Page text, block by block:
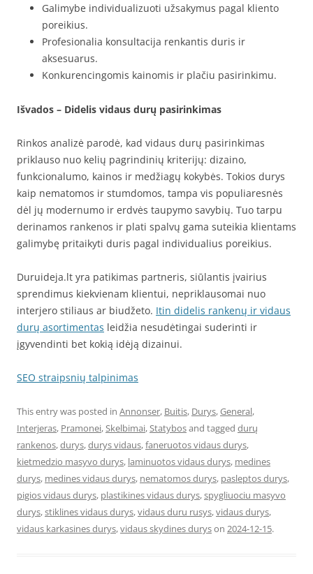
Galimybe individualizuoti užsakymus pagal kliento
poreikius.
Profesionalia konsultacija renkantis duris ir
aksesuarus.
Konkurencingomis kainomis ir plačiu pasirinkimu.
Išvados – Didelis vidaus durų pasirinkimas
Rinkos analizė parodė, kad vidaus durų pasirinkimas
priklauso nuo kelių pagrindinių kriterijų: dizaino,
funkcionalumo, kainos ir medžiagų kokybės. Tokios durys
kaip nematomos ir stumdomos, tampa vis populiaresnės
dėl jų modernumo ir erdvės taupymo savybių. Tuo tarpu
derinamos rankenos ir plati spalvų gama suteikia klientams
galimybę pritaikyti duris pagal individualius poreikius.
Duruideja.lt yra patikimas partneris, siūlantis įvairius
sprendimus kiekvienam klientui, nepriklausomai nuo
interjero stiliaus ar biudžeto. Itin didelis rankenų ir vidaus
durų asortimentas leidžia nesudėtingai suderinti ir
įgyvendinti bet kokią idėją dizainui.
SEO straipsnių talpinimas
This entry was posted in Annonser, Buitis, Durys,General,
Interjeras, Pramonei,Skelbimai,Statybosand tagged durų
rankenos,durys,durys vidaus,faneruotos vidaus durys,
kietmedzio masyvo durys, laminuotos vidaus durys, medines
durys, medines vidaus durys, nematomos durys, pasleptos durys,
pigios vidaus durys, plastikines vidaus durys,spygliuociu masyvo
durys,stiklines vidaus durys,vidaus duru rusys,vidaus durys,
vidaus karkasines durys,vidaus skydines duryson 2024-12-15.